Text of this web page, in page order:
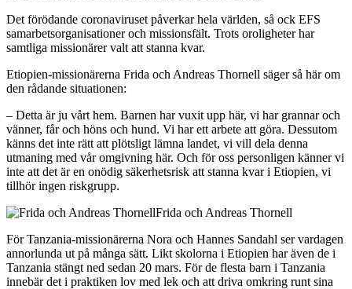
Det förödande coronaviruset påverkar hela världen, så ock EFS
samarbetsorganisationer och missionsfält. Trots oroligheter har
samtliga missionärer valt att stanna kvar.
Etiopien-missionärerna Frida och Andreas Thornell säger så här om
den rådande situationen:
– Detta är ju vårt hem. Barnen har vuxit upp här, vi har grannar och
vänner, får och höns och hund. Vi har ett arbete att göra. Dessutom
känns det inte rätt att plötsligt lämna landet, vi vill dela denna
utmaning med vår omgivning här. Och för oss personligen känner vi
inte att det är en onödig säkerhetsrisk att stanna kvar i Etiopien, vi
tillhör ingen riskgrupp.
Frida och Andreas Thornell
För Tanzania-missionärerna Nora och Hannes Sandahl ser vardagen
annorlunda ut på många sätt. Likt skolorna i Etiopien har även de i
Tanzania stängt ned sedan 20 mars. För de flesta barn i Tanzania
innebär det i praktiken lov med lek och att driva omkring runt sina